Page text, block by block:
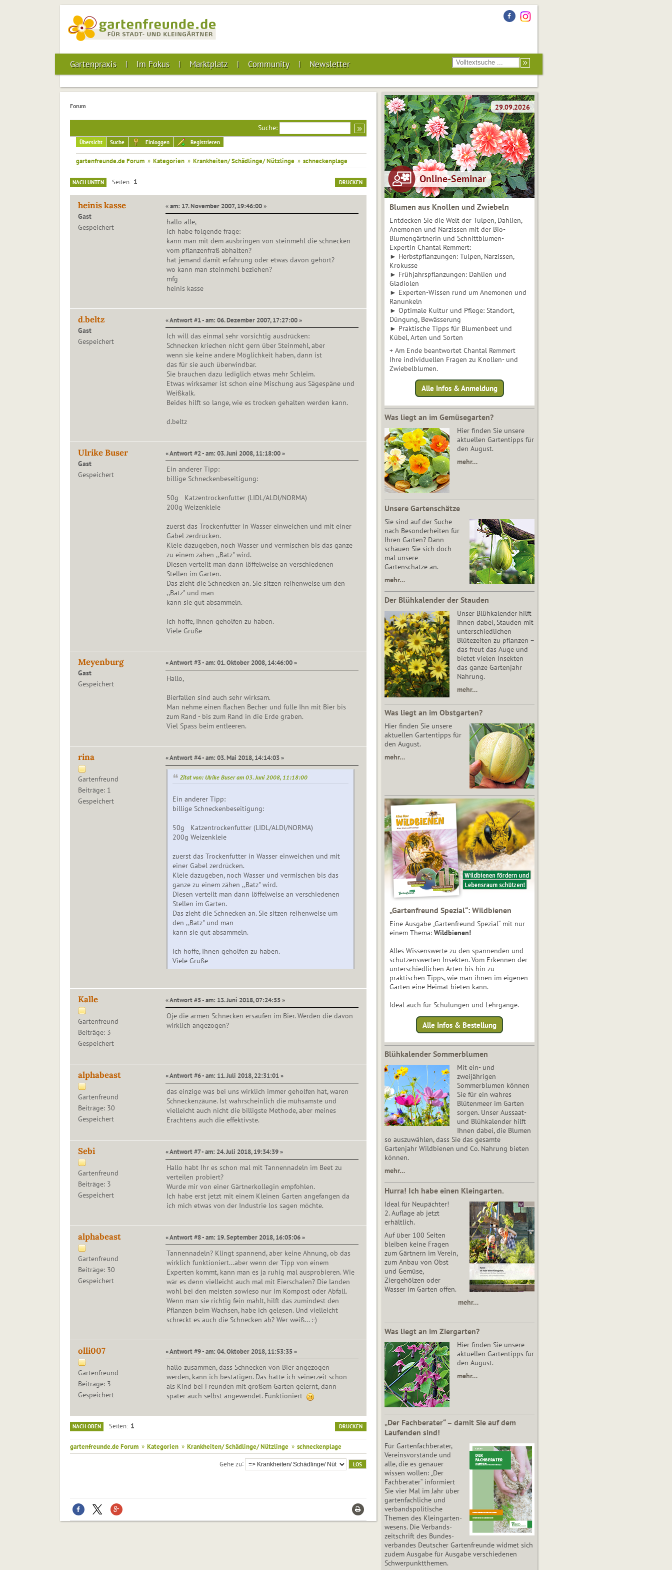
Gartenpraxis Im Fokus Marktplatz Community Newsletter
Forum
Suche:
Übersicht Suche Einloggen Registrieren
gartenfreunde.de Forum » Kategorien » Krankheiten/ Schädlinge/ Nützlinge » schneckenplage
DRUCKEN
NACH UNTEN Seiten 1
heinis kasse
Gast
Gespeichert
« am: 17. November 2007, 19:46:00 »
hallo alle,
ich habe folgende frage:
kann man mit dem ausbringen von steinmehl die schnecken
vom pflanzenfraß abhalten?
hat jemand damit erfahrung oder etwas davon gehört?
wo kann man steinmehl beziehen?
mfg
heinis kasse
d.beltz
Gast
Gespeichert
« Antwort #1 - am: 06. Dezember 2007, 17:27:00 »
Ich will das einmal sehr vorsichtig ausdrücken:
Schnecken kriechen nicht gern über Steinmehl, aber
wenn sie keine andere Möglichkeit haben, dann ist
das für sie auch überwindbar.
Sie brauchen dazu lediglich etwas mehr Schleim.
Etwas wirksamer ist schon eine Mischung aus Sägespäne und
Weißkalk.
Beides hilft so lange, wie es trocken gehalten werden kann.
d.beltz
Ulrike Buser
Gast
Gespeichert
« Antwort #2 - am: 03. Juni 2008, 11:18:00 »
Ein anderer Tipp:
billige Schneckenbeseitigung:
50g Katzentrockenfutter (LIDL/ALDI/NORMA)
200g Weizenkleie
zuerst das Trockenfutter in Wasser einweichen und mit einer
Gabel zerdrücken.
Kleie dazugeben, noch Wasser und vermischen bis das ganze
zu einem zähen ,,Batz" wird.
Diesen verteilt man dann löffelweise an verschiedenen
Stellen im Garten.
Das zieht die Schnecken an. Sie sitzen reihenweise um den
,,Batz" und man
kann sie gut absammeln.
Ich hoffe, Ihnen geholfen zu haben.
Viele Grüße
Meyenburg
Gast
Gespeichert
« Antwort #3 - am: 01. Oktober 2008, 14:46:00 »
Hallo,
Bierfallen sind auch sehr wirksam.
Man nehme einen flachen Becher und fülle Ihn mit Bier bis
zum Rand - bis zum Rand in die Erde graben.
Viel Spass beim entleeren.
rina
Gartenfreund
Beiträge: 1
Gespeichert
« Antwort #4 - am: 03. Mai 2018, 14:14:03 »
Zitat von: Ulrike Buser am 03. Juni 2008, 11:18:00
Ein anderer Tipp:
billige Schneckenbeseitigung:
50g Katzentrockenfutter (LIDL/ALDI/NORMA)
200g Weizenkleie
zuerst das Trockenfutter in Wasser einweichen und mit
einer Gabel zerdrücken.
Kleie dazugeben, noch Wasser und vermischen bis das
ganze zu einem zähen ,,Batz" wird.
Diesen verteilt man dann löffelweise an verschiedenen
Stellen im Garten.
Das zieht die Schnecken an. Sie sitzen reihenweise um
den ,,Batz" und man
kann sie gut absammeln.
Ich hoffe, Ihnen geholfen zu haben.
Viele Grüße
Kalle
Gartenfreund
Beiträge: 3
Gespeichert
« Antwort #5 - am: 13. Juni 2018, 07:24:55 »
Oje die armen Schnecken ersaufen im Bier. Werden die davon
wirklich angezogen?
alphabeast
Gartenfreund
Beiträge: 30
Gespeichert
« Antwort #6 - am: 11. Juli 2018, 22:31:01 »
das einzige was bei uns wirklich immer geholfen hat, waren
Schneckenzäune. Ist wahrscheinlich die mühsamste und
vielleicht auch nicht die billigste Methode, aber meines
Erachtens auch die effektivste.
Sebi
Gartenfreund
Beiträge: 3
Gespeichert
« Antwort #7 - am: 24. Juli 2018, 19:34:39 »
Hallo habt Ihr es schon mal mit Tannennadeln im Beet zu
verteilen probiert?
Wurde mir von einer Gärtnerkollegin empfohlen.
Ich habe erst jetzt mit einem Kleinen Garten angefangen da
ich mich etwas von der Industrie los sagen möchte.
alphabeast
Gartenfreund
Beiträge: 30
Gespeichert
« Antwort #8 - am: 19. September 2018, 16:05:06 »
Tannennadeln? Klingt spannend, aber keine Ahnung, ob das
wirklich funktioniert...aber wenn der Tipp von einem
Experten kommt, kann man es ja ruhig mal ausprobieren. Wie
wär es denn vielleicht auch mal mit Eierschalen? Die landen
wohl bei den meisten sowieso nur im Kompost oder Abfall.
Wenn man sie richtig fein mahlt, hilft das zumindest den
Pflanzen beim Wachsen, habe ich gelesen. Und vielleicht
schreckt es auch die Schnecken ab? Wer weiß... :-)
olli007
Gartenfreund
Beiträge: 3
Gespeichert
« Antwort #9 - am: 04. Oktober 2018, 11:53:35 »
hallo zusammen, dass Schnecken von Bier angezogen
werden, kann ich bestätigen. Das hatte ich seinerzeit schon
als Kind bei Freunden mit großem Garten gelernt, dann
später auch selbst angewendet. Funktioniert
DRUCKEN
NACH OBEN Seiten 1
gartenfreunde.de Forum » Kategorien » Krankheiten/ Schädlinge/ Nützlinge » schneckenplage
Gehe zu
Blumen aus Knollen und Zwiebeln
Entdecken Sie die Welt der Tulpen, Dahlien,
Anemonen und Narzissen mit der Bio-
Blumengärtnerin und Schnittblumen-
Expertin Chantal Remmert:
► Herbstpflanzungen: Tulpen, Narzissen,
Krokusse
► Frühjahrspflanzungen: Dahlien und
Gladiolen
► Experten-Wissen rund um Anemonen und
Ranunkeln
► Optimale Kultur und Pflege: Standort,
Düngung, Bewässerung
► Praktische Tipps für Blumenbeet und
Kübel, Arten und Sorten
+ Am Ende beantwortet Chantal Remmert
Ihre individuellen Fragen zu Knollen- und
Zwiebelblumen.
Alle Infos & Anmeldung
Was liegt an im Gemüsegarten?
Hier finden Sie unsere
aktuellen Gartentipps für
den August.
mehr…
Unsere Gartenschätze
Sie sind auf der Suche
nach Besonderheiten für
Ihren Garten? Dann
schauen Sie sich doch
mal unsere
Gartenschätze an.
mehr…
Der Blühkalender der Stauden
Unser Blühkalender hilft
Ihnen dabei, Stauden mit
unterschiedlichen
Blütezeiten zu pflanzen –
das freut das Auge und
bietet vielen Insekten
das ganze Gartenjahr
Nahrung.
mehr…
Was liegt an im Obstgarten?
Hier finden Sie unsere
aktuellen Gartentipps für
den August.
mehr…
„Gartenfreund Spezial“: Wildbienen
Eine Ausgabe „Gartenfreund Spezial“ mit nur
einem Thema: Wildbienen!
Alles Wissenswerte zu den spannenden und
schützenswerten Insekten. Vom Erkennen der
unterschiedlichen Arten bis hin zu
praktischen Tipps, wie man ihnen im eigenen
Garten eine Heimat bieten kann.
Ideal auch für Schulungen und Lehrgänge.
Alle Infos & Bestellung
Blühkalender Sommerblumen
Mit ein- und
zweijährigen
Sommerblumen können
Sie für ein wahres
Blütenmeer im Garten
sorgen. Unser Aussaat-
und Blühkalender hilft
Ihnen dabei, die Blumen
so auszuwählen, dass Sie das gesamte
Gartenjahr Wildbienen und Co. Nahrung bieten
können.
mehr…
Hurra! Ich habe einen Kleingarten.
Ideal für Neupächter!
2. Auflage ab jetzt
erhältlich.
Auf über 100 Seiten
bleiben keine Fragen
zum Gärtnern im Verein,
zum Anbau von Obst
und Gemüse,
Ziergehölzen oder
Wasser im Garten offen.
mehr…
Was liegt an im Ziergarten?
Hier finden Sie unsere
aktuellen Gartentipps für
den August.
mehr…
„Der Fachberater“ – damit Sie auf dem
Laufenden sind!
Für Gartenfachberater,
Vereinsvorstände und
alle, die es genauer
wissen wollen: „Der
Fachberater“ informiert
Sie vier Mal im Jahr über
gartenfachliche und
verbandspolitische
Themen des Klein­gar­ten­
wesens. Die Ver­bands­
zeit­schrift des Bun­des­
ver­ban­des Deutscher Gartenfreunde widmet sich
zudem Ausgabe für Ausgabe verschiedenen
Schwer­punkt­the­men.